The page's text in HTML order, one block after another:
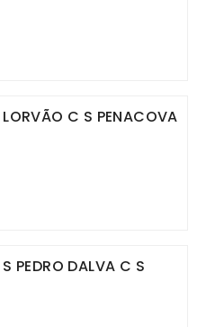
LORVÃO C S PENACOVA
PEDRO DALVA C S